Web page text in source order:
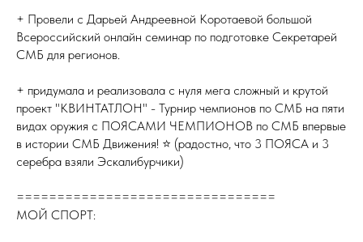
+ Провели с Дарьей Андреевной Коротаевой большой
Всероссийский онлайн семинар по подготовке Секретарей
СМБ для регионов.
+ придумала и реализовала с нуля мега сложный и крутой
проект "КВИНТАТЛОН" - Турнир чемпионов по СМБ на пяти
видах оружия с ПОЯСАМИ ЧЕМПИОНОВ по СМБ впервые
в истории СМБ Движения! ⭐️ (радостно, что 3 ПОЯСА и 3
серебра взяли Эскалибурчики)
================================
МОЙ СПОРТ: